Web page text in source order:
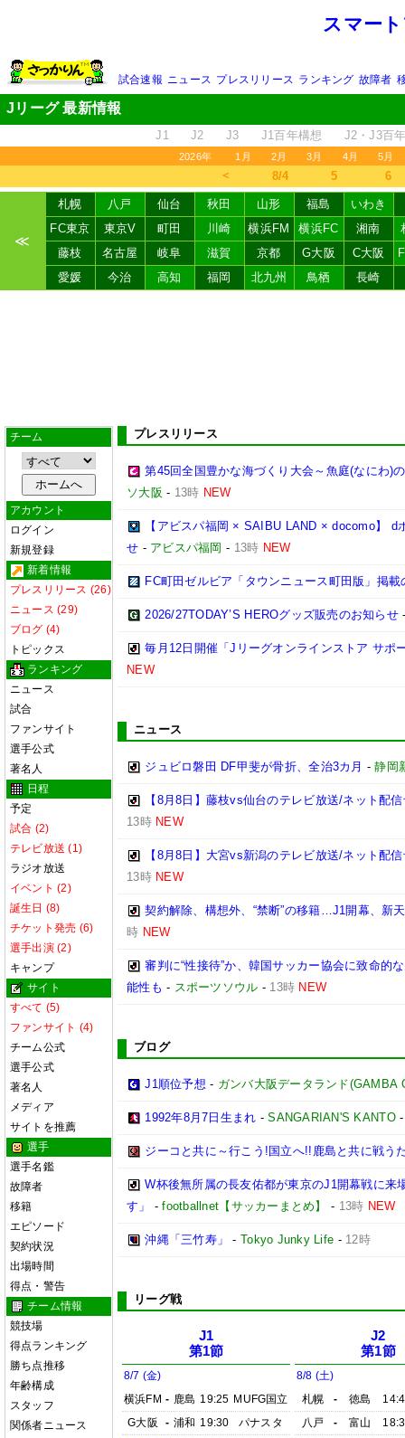
スマー
試合速報 ニュース プレスリリース ランキング 故障者
Jリーグ 最新情報
J1 J2 J3 J1百年構想 J2・J3百
2026年 1月 2月 3月 4月 5月
＜ 8/4 5 6
≪
札幌 八戸 仙台 秋田 山形 福島
いわき
FC東京
東京V 町田 川崎 横浜FM 横浜FC 湘南
藤枝
名古屋 岐阜 滋賀 京都 G大阪 C大阪
愛媛
今治 高知 福岡 北九州 鳥栖 長崎
チーム
アカウント
ログイン
新規登録
新着情報
プレスリリース (26)
ニュース (29)
ブログ (4)
トピックス
ランキング
ニュース
試合
ファンサイト
選手公式
著名人
日程
予定
試合 (2)
テレビ放送 (1)
ラジオ放送
イベント (2)
誕生日 (8)
チケット発売 (6)
選手出演 (2)
キャンプ
サイト
すべて (5)
ファンサイト (4)
チーム公式
選手公式
著名人
メディア
サイトを推薦
選手
選手名鑑
故障者
移籍
エピソード
契約状況
出場時間
得点・警告
チーム情報
競技場
得点ランキング
勝ち点推移
年齢構成
スタッフ
関係者ニュース
プレスリリース
第45回全国豊かな海づくり大会～魚庭(なにわ)
ソ大阪 - 13時 NEW
【アビスパ福岡 × SAIBU LAND × docomo】
せ - アビスパ福岡 - 13時 NEW
FC町田ゼルビア「タウンニュース町田版」掲載
2026/27TODAY’S HEROグッズ販売のお知らせ
毎月12日開催「Jリーグオンラインストア サポ
NEW
ニュース
ジュビロ磐田 DF甲斐が骨折、全治3カ月 -静岡
【8月8日】藤枝vs仙台のテレビ放送/ネット配
13時 NEW
【8月8日】大宮vs新潟のテレビ放送/ネット配
13時 NEW
契約解除、構想外、“禁断”の移籍…J1開幕、新
時 NEW
審判に“性接待”か、韓国サッカー協会に致命
能性も - スポーツソウル - 13時 NEW
ブログ
J1順位予想 - ガンバ大阪データランド(GAMBA
1992年8月7日生まれ -SANGARIAN'S KANTO
ジーコと共に～行こう!国立へ!!鹿島と共に戦う
W杯後無所属の長友佑都が東京のJ1開幕戦に来
す」
-footballnet【サッカーまとめ】 - 13時 NEW
沖縄「三竹寿」 - Tokyo Junky Life - 12時
リーグ戦
J1
第1節
8/7 (金)
横浜FM - 鹿島 19:25 MUFG国立
G大阪
- 浦和 19:30
パナスタ
J2
第1節
8/8 (土)
札幌
- 徳島
八戸
- 富山